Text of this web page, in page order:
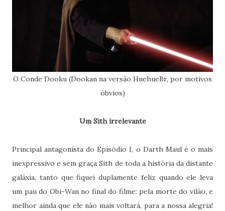
O Conde Dooku (Dookan na versão HuehueBr, por motivos
óbvios)
Um Sith irrelevante
Principal antagonista do Episódio I, o Darth Maul é o mais
inexpressivo e sem graça Sith de toda a história da distante
galáxia, tanto que fiquei duplamente feliz quando ele leva
um pau do Obi-Wan no final do filme: pela morte do vilão, e
melhor ainda que ele não mais voltará, para a nossa alegria!